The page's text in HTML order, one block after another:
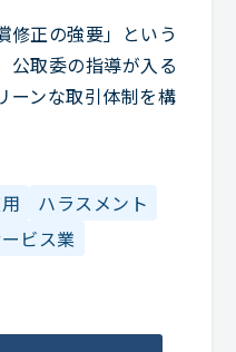
修正の強要」という
公取委の指導が入る
ーンな取引体制を構
ハラスメント
ビス業